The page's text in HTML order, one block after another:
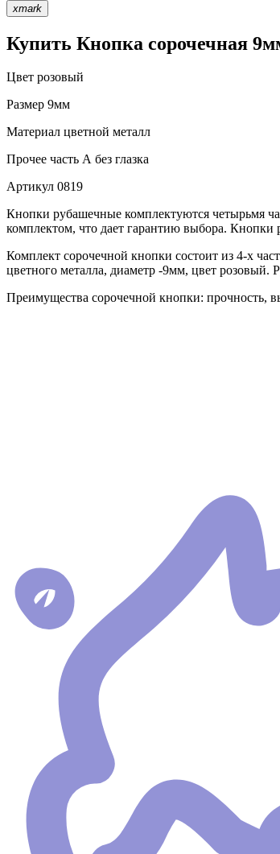
xmark
Купить Кнопка сорочечная
Цвет розовый
Размер 9мм
Материал цветной металл
Прочее часть А без глазка
Артикул 0819
Кнопки рубашечные комплектуются четырьмя
комплектом, что дает гарантию выбора.
Комплект сорочечной кнопки состоит из 4-х
цветного металла, диаметр -9мм, цвет розовый.
Преимущества сорочечной кнопки: прочность,